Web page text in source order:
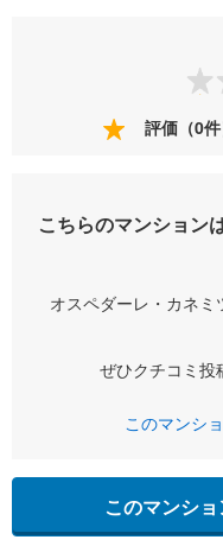
評価（0件
こちらのマンション
オスペダーレ・カネミ
ぜひクチコミ投
このマンシ
このマンシ